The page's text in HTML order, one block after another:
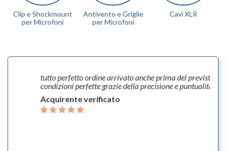
Clip e Shockmount
per Microfoni
Antivento e Griglie
per Microfoni
Cavi XLR
perfetto ordine arrivato anche prima del previsto
perfette grazie della precisione e puntualità
verificato